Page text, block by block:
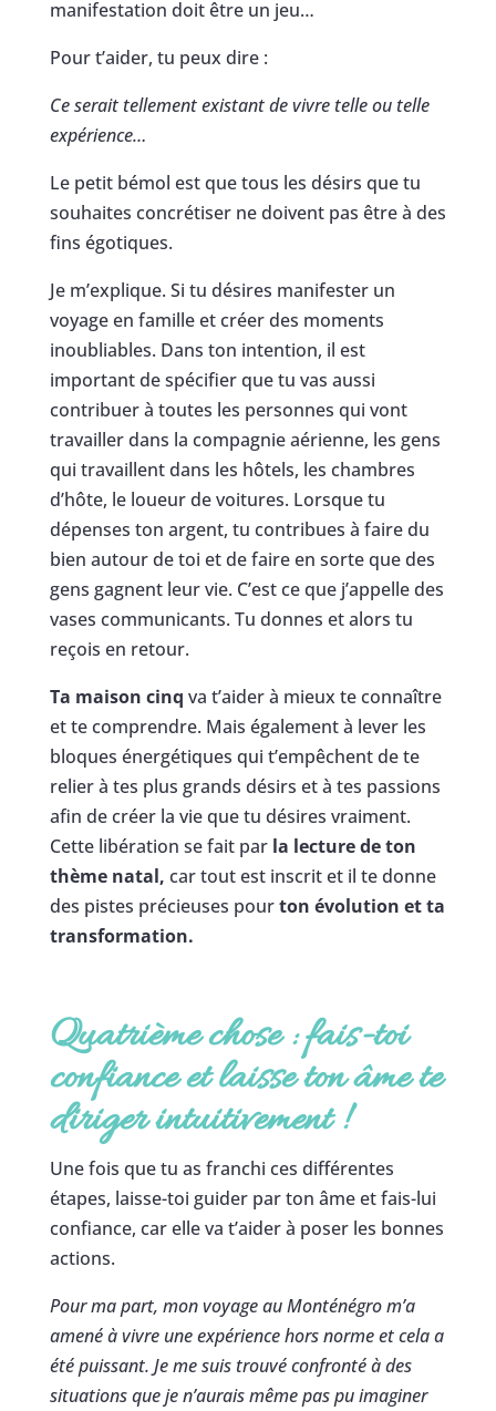
manifestation doit être un jeu…
Pour t’aider, tu peux dire :
Ce serait tellement existant de vivre telle ou telle
expérience…
Le petit bémol est que tous les désirs que tu
souhaites concrétiser ne doivent pas être à des
fins égotiques.
Je m’explique. Si tu désires manifester un
voyage en famille et créer des moments
inoubliables. Dans ton intention, il est
important de spécifier que tu vas aussi
contribuer à toutes les personnes qui vont
travailler dans la compagnie aérienne, les gens
qui travaillent dans les hôtels, les chambres
d’hôte, le loueur de voitures. Lorsque tu
dépenses ton argent, tu contribues à faire du
bien autour de toi et de faire en sorte que des
gens gagnent leur vie. C’est ce que j’appelle des
vases communicants. Tu donnes et alors tu
reçois en retour.
Ta maison cinq va t’aider à mieux te connaître
et te comprendre. Mais également à lever les
bloques énergétiques qui t’empêchent de te
relier à tes plus grands désirs et à tes passions
afin de créer la vie que tu désires vraiment.
Cette libération se fait par la lecture de ton
thème natal, car tout est inscrit et il te donne
des pistes précieuses pourton évolution et ta
transformation.
Quatrième chose : fais-toi
confiance et laisse ton âme te
diriger intuitivement !
Une fois que tu as franchi ces différentes
étapes, laisse-toi guider par ton âme et fais-lui
confiance, car elle va t’aider à poser les bonnes
actions.
Pour ma part, mon voyage au Monténégro m’a
amené à vivre une expérience hors norme et cela a
été puissant. Je me suis trouvé confronté à des
situations que je n’aurais même pas pu imaginer